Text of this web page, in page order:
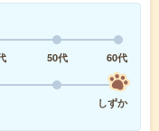
50代
60代
しずか